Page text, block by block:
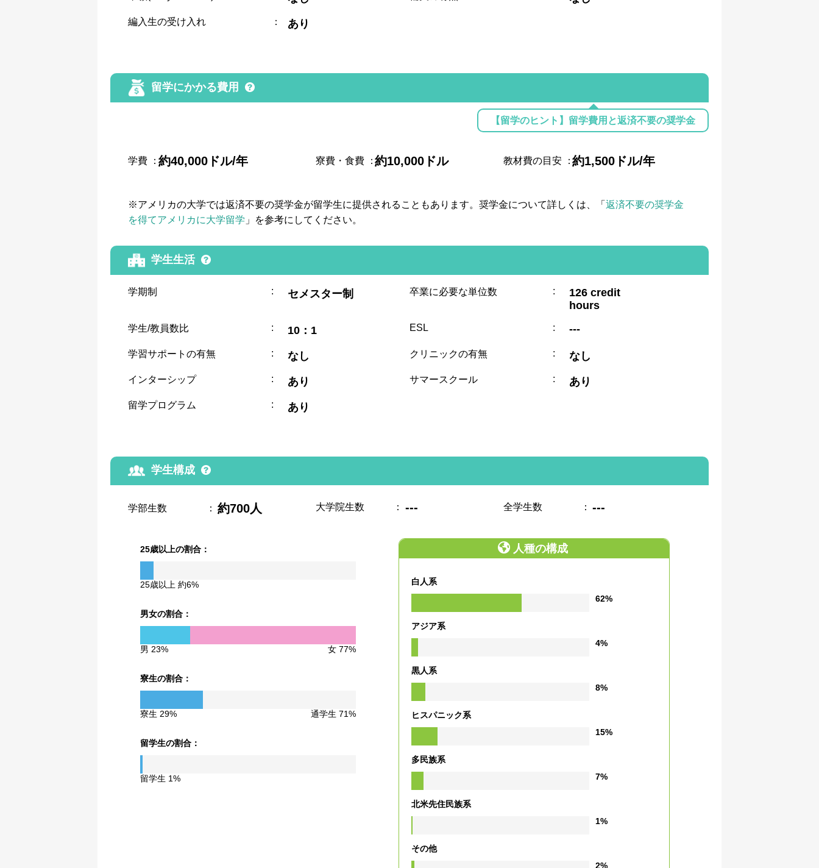
編入生の受け入れ ： あり
留学にかかる費用
【留学のヒント】留学費用と返済不要の奨学金
学費 ：約40,000ドル/年 寮費・食費 ：約10,000ドル 教材費の目安 ：約1,500ドル/年
※アメリカの大学では返済不要の奨学金が留学生に提供されることもあります。奨学金について詳しくは、「返済不要の奨学金
を得てアメリカに大学留学 」を参考にしてください。
学生生活
学期制 : セメスター制 卒業に必要な単位数 :
126 credit
hours
学生/教員数比 : 10：1 ESL : ---
学習サポートの有無 : なし クリニックの有無 : なし
インターシップ : あり サマースクール : あり
留学プログラム : あり
学生構成
学部生数 ： 約700人 大学院生数 ： --- 全学生数 ： ---
25歳以上の割合：
25歳以上 約6%
男女の割合：
男 23% 女 77%
寮生の割合：
寮生 29% 通学生 71%
留学生の割合：
留学生 1%
人種の構成
白人系
62%
アジア系
4%
黒人系
8%
ヒスパニック系
15%
多民族系
7%
北米先住民族系
1%
その他
2%